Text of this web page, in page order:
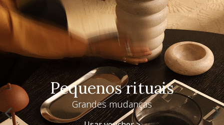
Pequenos rituais
Grandes mudanças